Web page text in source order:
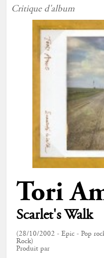
Critique d'album
Tori
Scarlet's Walk
(28/10/2002 - Epic - Pop
Rock)
Produit par